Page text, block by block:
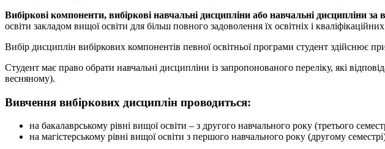
Вибіркові компоненти, вибіркові навчальні дисципліни або навчальні дисципліни за
освіти закладом вищої освіти для більш повного задоволення їх освітніх і
Вибір дисциплін вибіркових компонентів певної освітньої програми студент здійснює
Студент має право обрати навчальні дисципліни із запропонованого переліку, які
весняному).
Вивчення вибіркових дисциплін проводиться:
на бакалаврському рівні вищої освіти – з другого навчального року (третього
на магістерському рівні вищої освіти з першого навчального року (другому